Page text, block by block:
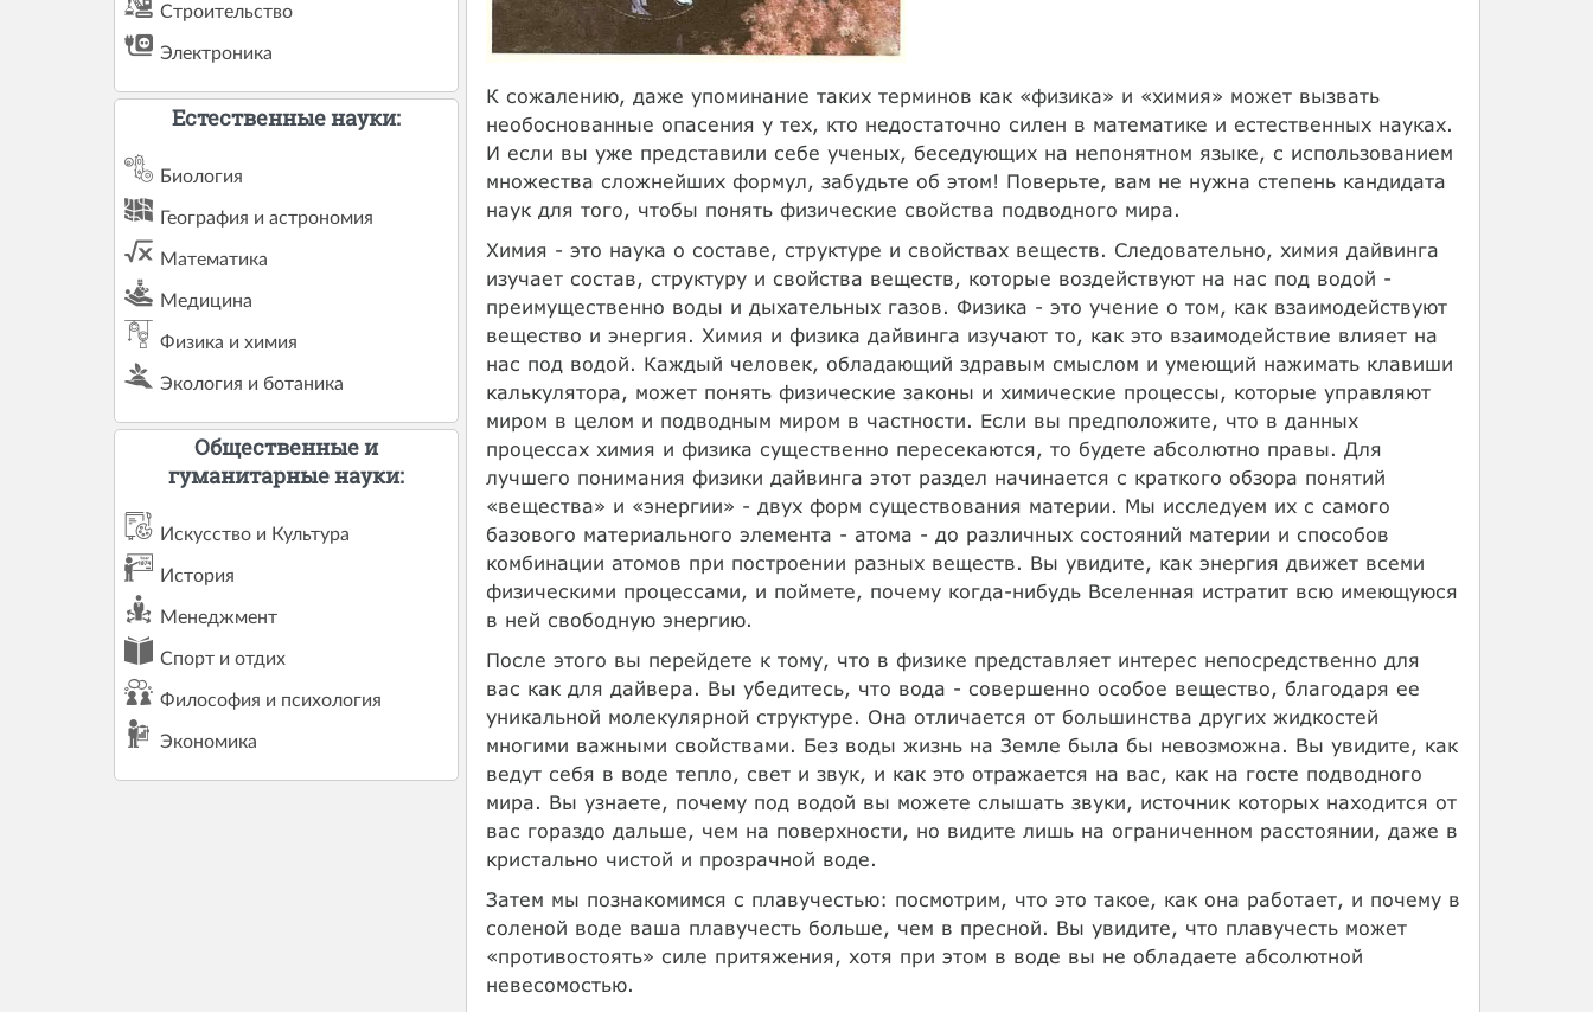
К сожалению, даже упоминание таких терминов как «физика» и «химия» может вызвать
необоснованные опасения у тех, кто недостаточно силен в математике и естественных науках.
И если вы уже представили себе ученых, беседующих на непонятном языке, с использованием
множества сложнейших формул, забудьте об этом! Поверьте, вам не нужна степень кандидата
наук для того, чтобы понять физические свойства подводного мира.
Химия - это наука о составе, структуре и свойствах веществ. Следовательно, химия дайвинга
изучает состав, структуру и свойства веществ, которые воздействуют на нас под водой -
преимущественно воды и дыхательных газов. Физика - это учение о том, как взаимодействуют
вещество и энергия. Химия и физика дайвинга изучают то, как это взаимодействие влияет на
нас под водой. Каждый человек, обладающий здравым смыслом и умеющий нажимать клавиши
калькулятора, может понять физические законы и химические процессы, которые управляют
миром в целом и подводным миром в частности. Если вы предположите, что в данных
процессах химия и физика существенно пересекаются, то будете абсолютно правы. Для
лучшего понимания физики дайвинга этот раздел начинается с краткого обзора понятий
«вещества» и «энергии» - двух форм существования материи. Мы исследуем их с самого
базового материального элемента - атома - до различных состояний материи и способов
комбинации атомов при построении разных веществ. Вы увидите, как энергия движет всеми
физическими процессами, и поймете, почему когда-нибудь Вселенная истратит всю имеющуюся
в ней свободную энергию.
После этого вы перейдете к тому, что в физике представляет интерес непосредственно для
вас как для дайвера. Вы убедитесь, что вода - совершенно особое вещество, благодаря ее
уникальной молекулярной структуре. Она отличается от большинства других жидкостей
многими важными свойствами. Без воды жизнь на Земле была бы невозможна. Вы увидите, как
ведут себя в воде тепло, свет и звук, и как это отражается на вас, как на госте подводного
мира. Вы узнаете, почему под водой вы можете слышать звуки, источник которых находится от
вас гораздо дальше, чем на поверхности, но видите лишь на ограниченном расстоянии, даже в
кристально чистой и прозрачной воде.
Затем мы познакомимся с плавучестью: посмотрим, что это такое, как она работает, и почему в
соленой воде ваша плавучесть больше, чем в пресной. Вы увидите, что плавучесть может
«противостоять» силе притяжения, хотя при этом в воде вы не обладаете абсолютной
невесомостью.
Строительство
Электроника
Естественные науки:
Биология
География и астрономия
Математика
Медицина
Физика и химия
Экология и ботаника
Общественные и
гуманитарные науки:
Искусство и Культура
История
Менеджмент
Спорт и отдих
Философия и психология
Экономика